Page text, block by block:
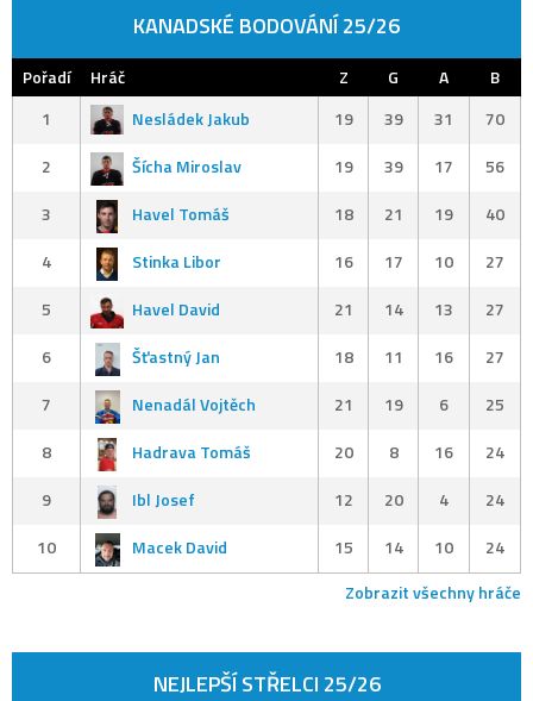
KANADSKÉ BODOVÁNÍ 25/26
Pořadí Hráč Z G A
B
1
Nesládek Jakub 19 39 31
70
2
Šícha Miroslav 19 39 17
56
3
Havel Tomáš 18 21 19
40
4
Stinka Libor 16 17 10
27
5
Havel David 21 14 13
27
6
Šťastný Jan 18 11 16
27
7
Nenadál Vojtěch 21 19 6
25
8
Hadrava Tomáš 20 8 16
24
9
Ibl Josef 12 20 4
24
10
Macek David 15 14 10
24
Zobrazit všechny hráče
NEJLEPŠÍ STŘELCI 25/26